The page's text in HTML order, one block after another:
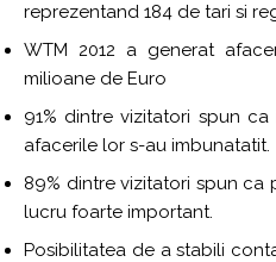
reprezentand 184 de tari si
WTM 2012 a generat
milioane de Euro
91% dintre vizitatori spun
afacerile lor s-au imbunatatit.
89% dintre vizitatori spun ca
lucru foarte important.
Posibilitatea de a stabili